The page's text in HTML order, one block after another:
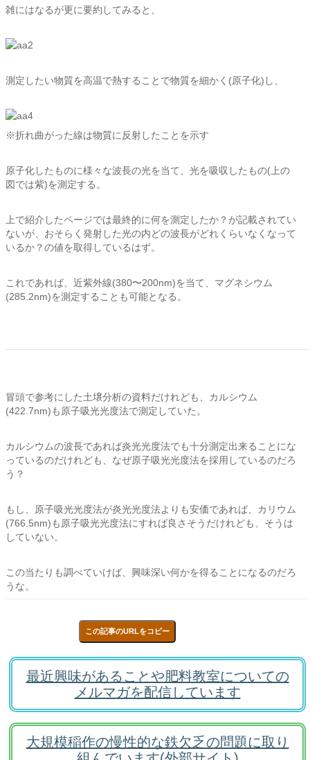
雑にはなるが更に要約してみると、
測定したい物質を高温で熱することで物質を細かく(原子化)し、
※折れ曲がった線は物質に反射したことを示す
原子化したものに様々な波長の光を当て、光を吸収したもの(上の
図では紫)を測定する。
上で紹介したページでは最終的に何を測定したか？が記載されてい
ないが、おそらく発射した光の内どの波長がどれくらいなくなって
いるか？の値を取得しているはず。
これであれば、近紫外線(380〜200nm)を当て、マグネシウム
(285.2nm)を測定することも可能となる。
冒頭で参考にした土壌分析の資料だけれども、カルシウム
(422.7nm)も原子吸光光度法で測定していた。
カルシウムの波長であれば炎光光度法でも十分測定出来ることにな
っているのだけれども、なぜ原子吸光光度法を採用しているのだろ
う？
もし、原子吸光光度法が炎光光度法よりも安価であれば、カリウム
(766.5nm)も原子吸光光度法にすれば良さそうだけれども、そうは
していない。
この当たりも調べていけば、興味深い何かを得ることになるのだろ
うな。
この記事のURLをコピー
最近興味があることや肥料教室についての
メルマガを配信しています
大規模稲作の慢性的な鉄欠乏の問題に取り